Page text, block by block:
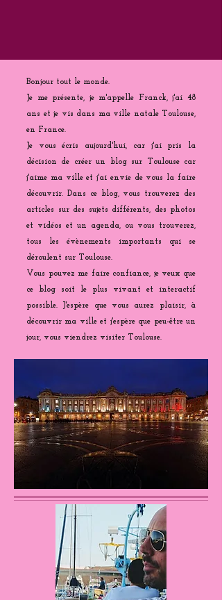
Bonjour tout le monde.
Je me présente, je m'appelle Franck, j'ai 48
ans et je vis dans ma ville natale Toulouse,
en France.
Je vous écris aujourd'hui, car j'ai pris la
décision de créer un blog sur Toulouse car
j'aime ma ville et j'ai envie de vous la faire
découvrir. Dans ce blog, vous trouverez des
articles sur des sujets différents, des photos
et vidéos et un agenda, ou vous trouverez,
tous les évènements importants qui se
déroulent sur Toulouse.
Vous pouvez me faire confiance, je veux que
ce blog soit le plus vivant et interactif
possible. J'espère que vous aurez plaisir, à
découvrir ma ville et j'espère que peu-être un
jour, vous viendrez visiter Toulouse.